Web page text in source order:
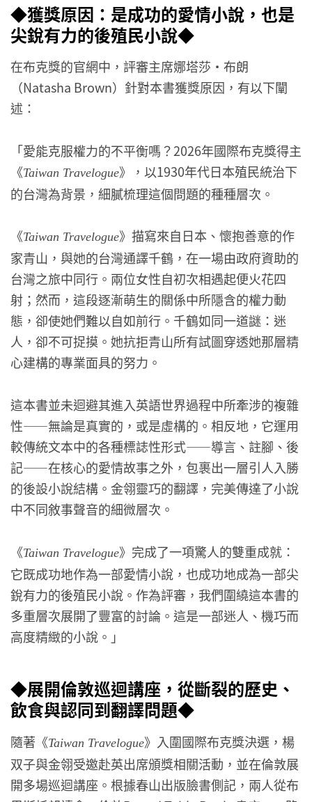
◆獲獎原因：是成功的愛情小說，也是
尖銳有力的後殖民小說◆
在布克獎的官網中，評審主席娜塔莎・布朗
（Natasha Brown）針對本書獲獎原因，有以下闡
述：
「愛能克服權力的不平衡嗎？2026年國際布克獎得主
《Taiwan Travelogue》，以1930年代日本殖民統治下
的台灣為背景，細膩梳理這個問題的種種層次。
《Taiwan Travelogue》描寫來自日本、懷抱善意的作
家青山，與她的台灣通譯千鶴，在一場由政府資助的
台灣之旅中同行。兩位女性自初次相遇起便火花四
射；然而，這段逐漸萌生的關係中所隱含的權力動
態，卻使她們難以自如前行。千鶴如同一道謎：迷
人，卻不可捉摸。她抗拒青山所有試圖穿透她那層精
心建構的專業面具的努力。
這本書並未迴避其進入英語世界過程中所牽涉的複雜
性——無論是真實的，或是虛構的。相反地，它運用
較傳統文本中的各種標誌性形式——導言、註腳、後
記——在核心的愛情故事之外，包裹出一層引人入勝
的後設小說結構。金翎靈巧的翻譯，完美傳達了小說
中不同敘事聲音的細微層次。
《Taiwan Travelogue》完成了一項驚人的雙重成就：
它既成功地作為一部愛情小說，也成功地成為一部尖
銳有力的後殖民小說。作為評審，我們圍繞這本書的
多重層次展開了豐富的討論。這是一部迷人、機巧而
高度精緻的小說。」
◆展開倫敦巡迴講座，從斷裂的歷史、
飲食與認同到翻譯問題◆
隨著《Taiwan Travelogue》入圍國際布克獎決選，楊
双子與金翎受邀赴英出席頒獎相關活動，並在倫敦展
開多場巡迴講座。根據春山出版臉書側記，兩人從布